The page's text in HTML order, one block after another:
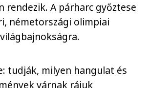
rendezik. A párharc győztese
németországi olimpiai
tudják, milyen hangulat és
várnak rájuk